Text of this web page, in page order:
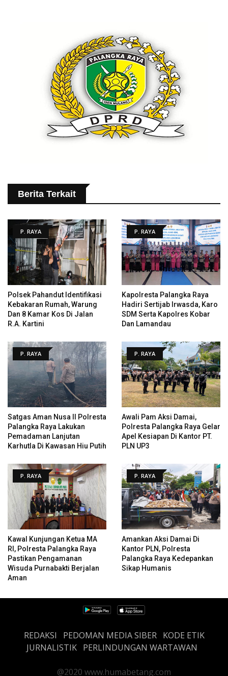
Berita Terkait
P. RAYA
Polsek Pahandut Identifikasi
Kebakaran Rumah, Warung
Dan 8 Kamar Kos Di Jalan
R.A. Kartini
P. RAYA
Kapolresta Palangka Raya
Hadiri Sertijab Irwasda, Karo
SDM Serta Kapolres Kobar
Dan Lamandau
P. RAYA
Satgas Aman Nusa II Polresta
Palangka Raya Lakukan
Pemadaman Lanjutan
Karhutla Di Kawasan Hiu Putih
P. RAYA
Awali Pam Aksi Damai,
Polresta Palangka Raya Gelar
Apel Kesiapan Di Kantor PT.
PLN UP3
P. RAYA
Kawal Kunjungan Ketua MA
RI, Polresta Palangka Raya
Pastikan Pengamanan
Wisuda Purnabakti Berjalan
Aman
P. RAYA
Amankan Aksi Damai Di
Kantor PLN, Polresta
Palangka Raya Kedepankan
Sikap Humanis
REDAKSI PEDOMAN MEDIA SIBER
KODE ETIK
JURNALISTIK PERLINDUNGAN WARTAWAN
@2020 www.humabetang.com